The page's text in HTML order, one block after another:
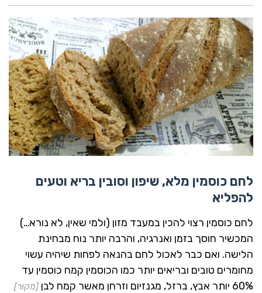
לחם כוסמין מלא, שיפון וסובין בריא וטעים
להפליא
לחם כוסמין רצוי להכין במעבד מזון (ולמי שאין, לא נורא…)
המכשיר חוסך בזמן ואנרגיה, והרבה יותר נוח מבחינת
הלישה. ואם כבר לאכול לחם בהנאה לפחות שיהיה עשוי
מחומרים טובים ובריאים יותר כמו הכוסמין קמח כוסמין עד
60% יותר אבץ, ברזל, מגנזיום וזרחן מאשר קמח לבן
[מקור]